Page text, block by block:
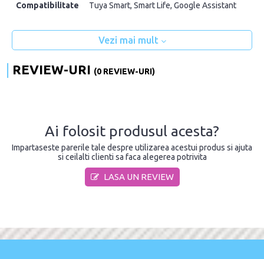
Compatibilitate
Tuya Smart, Smart Life, Google Assistant
Vezi mai mult
REVIEW-URI (0 REVIEW-URI)
Ai folosit produsul acesta?
Impartaseste parerile tale despre utilizarea acestui produs si ajuta
si ceilalti clienti sa faca alegerea potrivita
LASA UN REVIEW